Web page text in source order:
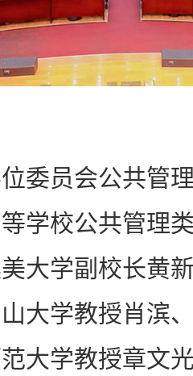
员会公共管理
学校公共管理
大学副校长黄
大学教授肖滨
大学教授章文